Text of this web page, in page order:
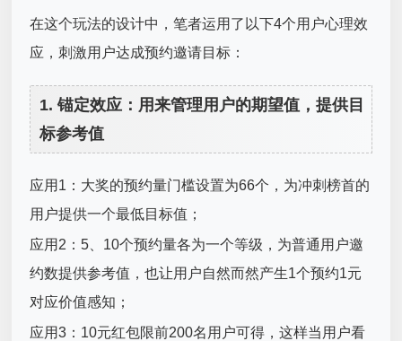
在这个玩法的设计中，笔者运用了以下4个用户心理效
应，刺激用户达成预约邀请目标：
1. 锚定效应：用来管理用户的期望值，提供目
标参考值
应用1：大奖的预约量门槛设置为66个，为冲刺榜首的
用户提供一个最低目标值；
应用2：5、10个预约量各为一个等级，为普通用户邀
约数提供参考值，也让用户自然而然产生1个预约1元
对应价值感知；
应用3：10元红包限前200名用户可得，这样当用户看